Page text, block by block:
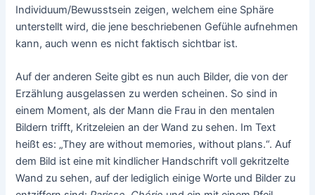
Individuum/Bewusstsein zeigen, welchem eine Sphäre
unterstellt wird, die jene beschriebenen Gefühle aufnehmen
kann, auch wenn es nicht faktisch sichtbar ist.
Auf der anderen Seite gibt es nun auch Bilder, die von der
Erzählung ausgelassen zu werden scheinen. So sind in
einem Moment, als der Mann die Frau in den mentalen
Bildern trifft, Kritzeleien an der Wand zu sehen. Im Text
heißt es: „They are without memories, without plans.“. Auf
dem Bild ist eine mit kindlicher Handschrift voll gekritzelte
Wand zu sehen, auf der lediglich einige Worte und Bilder zu